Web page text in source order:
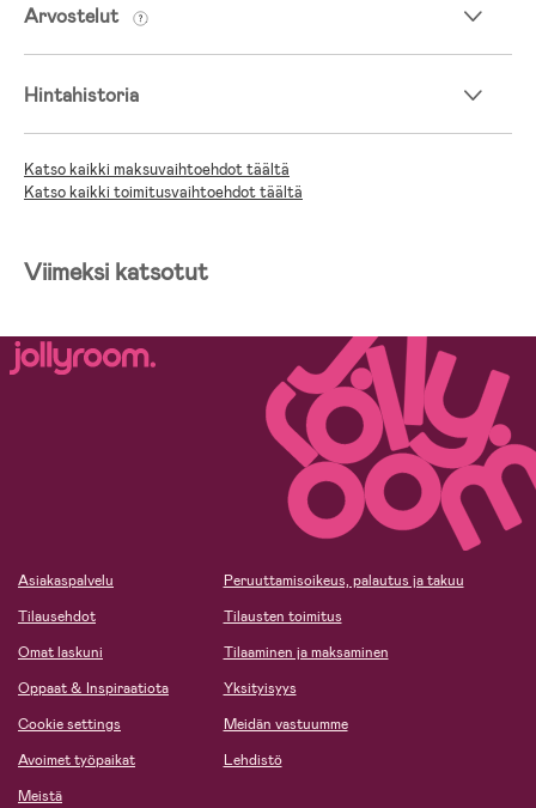
Arvostelut
Hintahistoria
Katso kaikki maksuvaihtoehdot täältä
Katso kaikki toimitusvaihtoehdot täältä
Viimeksi katsotut
Asiakaspalvelu
Tilausehdot
Omat laskuni
Oppaat & Inspiraatiota
Cookie settings
Avoimet työpaikat
Meistä
Peruuttamisoikeus, palautus ja takuu
Tilausten toimitus
Tilaaminen ja maksaminen
Yksityisyys
Meidän vastuumme
Lehdistö